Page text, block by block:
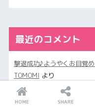
最近のコメント
撃退成功♪ようやくお目覚
TOMOMI より
撃退成功♪ようやくお目覚
カンナ
HOME SHARE